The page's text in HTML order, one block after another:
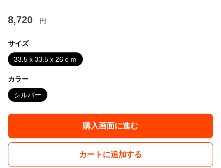
8,720 円
サイズ
33.5ｘ33.5ｘ26ｃｍ
カラー
シルバー
購入画面に進む
カートに追加する